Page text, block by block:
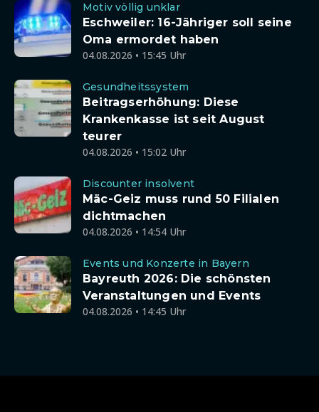
Motiv völlig unklar
Eschweiler: 16-Jähriger soll seine
Oma ermordet haben
04.08.2026 • 15:45 Uhr
Gesundheitssystem
Beitragserhöhung: Diese
Krankenkasse ist seit August
teurer
04.08.2026 • 15:02 Uhr
Discounter insolvent
Mäc-Geiz muss rund 50 Filialen
dichtmachen
04.08.2026 • 14:54 Uhr
Events und Konzerte in Bayern
Bayreuth 2026: Die schönsten
Veranstaltungen und Events
04.08.2026 • 14:45 Uhr